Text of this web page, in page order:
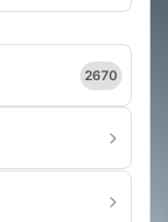
2670